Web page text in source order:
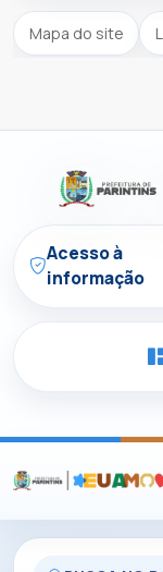
Mapa do site
Acesso à
informação